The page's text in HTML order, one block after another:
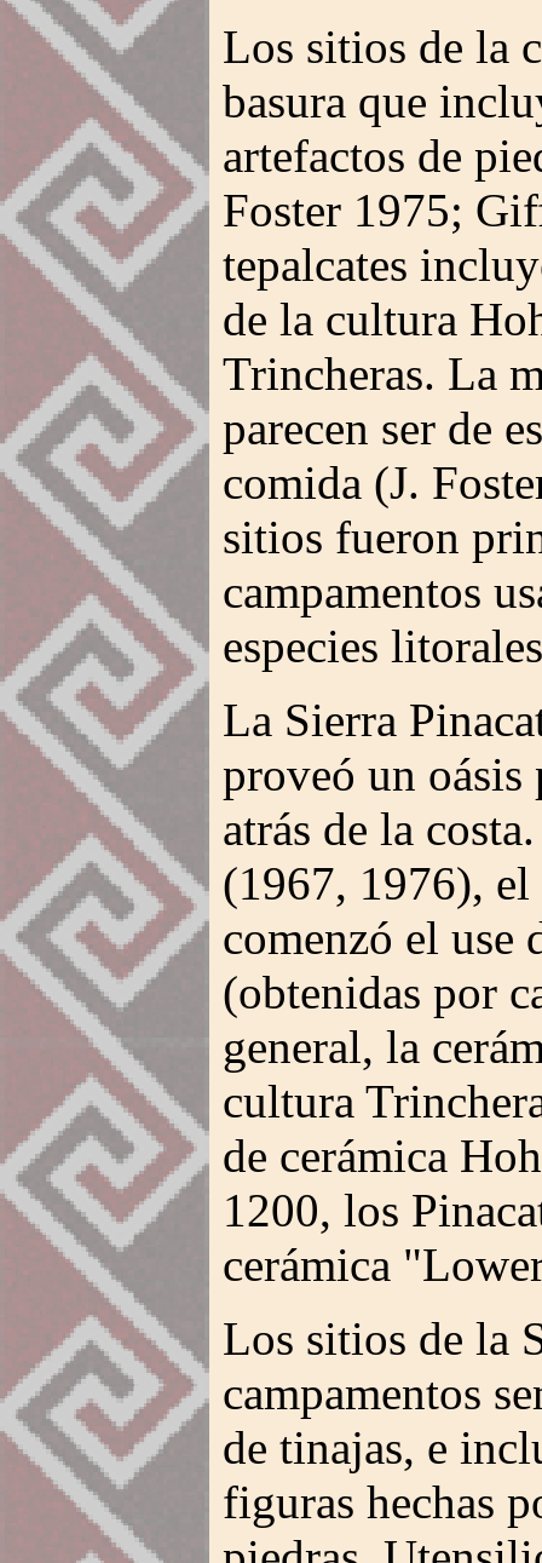
Los sitios de la
basura que
artefactos de
Foster 1975;
tepalcates
de la cultura
Trincheras. La
parecen ser de
comida (J.
sitios fueron
campamentos
especies
La Sierra
proveó un oásis
atrás de la
(1967, 1976),
comenzó el use
(obtenidas por
general, la
cultura
de cerámica
1200, los
cerámica
Los sitios de la
campamentos
de tinajas, e
figuras hechas